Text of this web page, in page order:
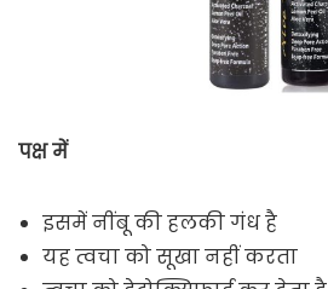
पक्ष में
इसमें नींबू की हलकी गंध है
यह त्वचा को सूखा नहीं करता